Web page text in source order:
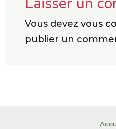
Vous devez vous
publier un